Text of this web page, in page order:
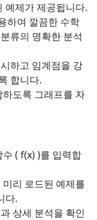
예제가 제공됩니다.
하여 깔끔한 수학
류의 명확한 분석
하고 임계점을 강
합니다.
도록 그래프를 자
( f(x) )를 입력합
리 로드된 예제를
다.
상세 분석을 확인